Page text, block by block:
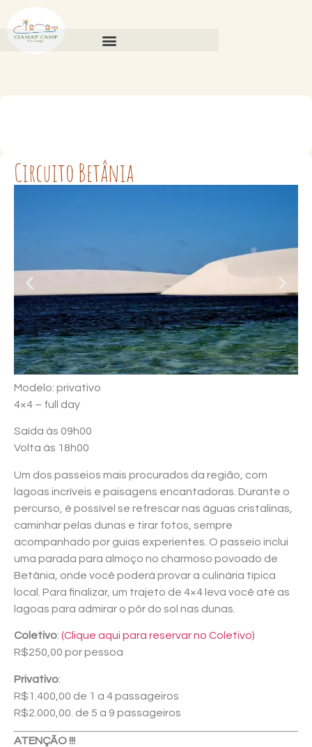
Circuito Betânia
Modelo: privativo
4×4 – full day
Saída às 09h00
Volta às 18h00
Um dos passeios mais procurados da região, com
lagoas incríveis e paisagens encantadoras. Durante o
percurso, é possível se refrescar nas águas cristalinas,
caminhar pelas dunas e tirar fotos, sempre
acompanhado por guias experientes. O passeio inclui
uma parada para almoço no charmoso povoado de
Betânia, onde você poderá provar a culinária típica
local. Para finalizar, um trajeto de 4×4 leva você até as
lagoas para admirar o pôr do sol nas dunas.
Coletivo: (Clique aqui para reservar no Coletivo)
R$250,00 por pessoa
Privativo:
R$1.400,00 de 1 a 4 passageiros
R$2.000,00. de 5 a 9 passageiros
ATENÇÃO !!!